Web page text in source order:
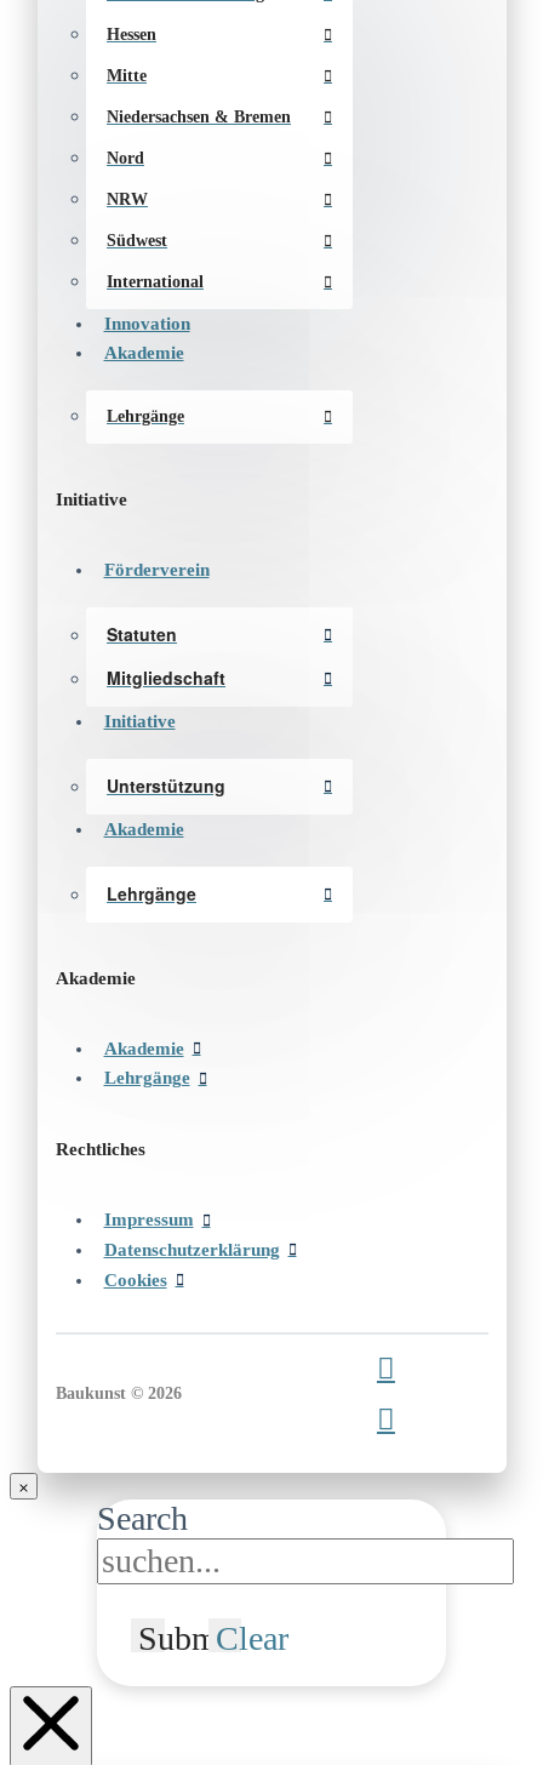
Hessen
Mitte
Niedersachsen & Bremen
Nord
NRW
Südwest
International
Innovation
Akademie
Lehrgänge
Initiative
Förderverein
Statuten
Mitgliedschaft
Initiative
Unterstützung
Akademie
Lehrgänge
Akademie
Akademie
Lehrgänge
Rechtliches
Impressum
Datenschutzerklärung
Cookies
Baukunst © 2026
Search
SubmitClear